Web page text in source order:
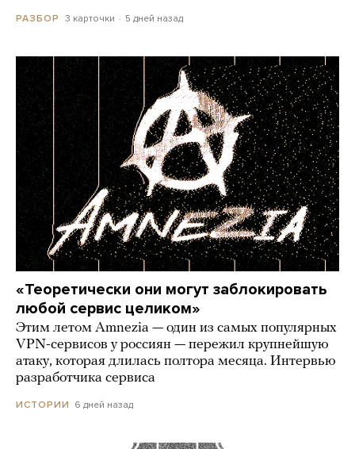
РАЗБОР 3 карточки 5 дней назад
«Теоретически они могут заблокировать
любой сервис целиком»
Этим летом Amnezia — один из самых популярных
VPN-сервисов у россиян — пережил крупнейшую
атаку, которая длилась полтора месяца. Интервью
разработчика сервиса
ИСТОРИИ 6 дней назад